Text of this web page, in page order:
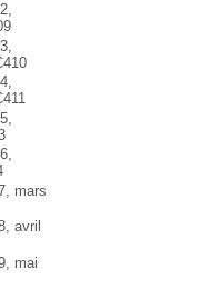
mars
avril
mai